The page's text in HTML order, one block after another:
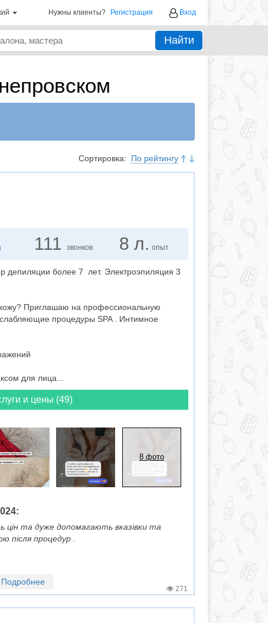
Нужны клиенты? Регистрация Вход
Найти
Сортировка: По рейтингу
111 звонков 8 л. опыт
депиляции более 7 лет. Электроэпиляция 3
Приглашаю на профессиональную
процедуры SPA . Интимное
для лица...
и цены (49)
8 фото
цін та дуже допомагають вказівки та
після процедур .
Подробнее
271